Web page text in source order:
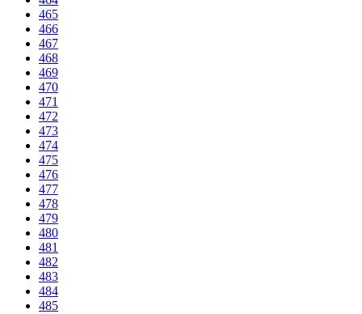
465
466
467
468
469
470
471
472
473
474
475
476
477
478
479
480
481
482
483
484
485